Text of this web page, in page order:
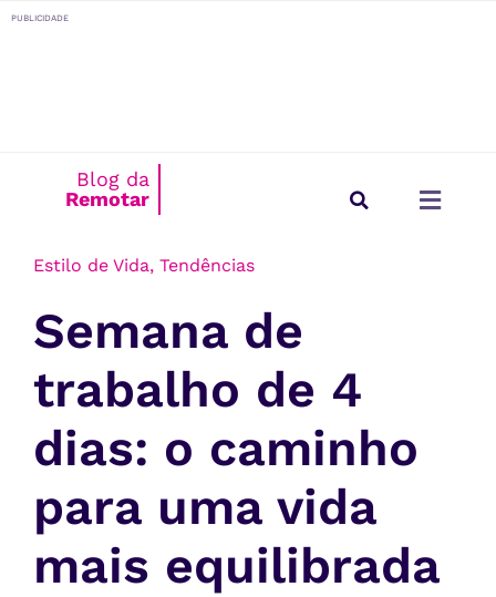
conteúdo
PUBLICIDADE
Blog da
Remotar
Estilo de Vida
Estilo de Vida, Tendências
Semana de
trabalho de 4
dias: o caminho
para uma vida
mais equilibrada